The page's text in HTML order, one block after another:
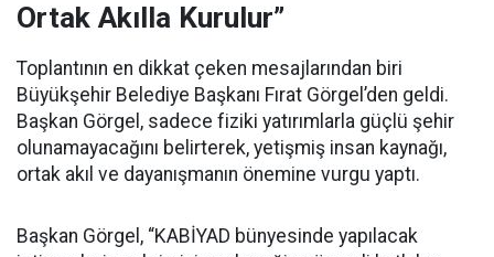
Ortak Akılla Kurulur”
Toplantının en dikkat çeken mesajlarından biri
Büyükşehir Belediye Başkanı Fırat Görgel’den geldi.
Başkan Görgel, sadece fiziki yatırımlarla güçlü şehir
olunamayacağını belirterek, yetişmiş insan kaynağı,
ortak akıl ve dayanışmanın önemine vurgu yaptı.
Başkan Görgel, “KABİYAD bünyesinde yapılacak